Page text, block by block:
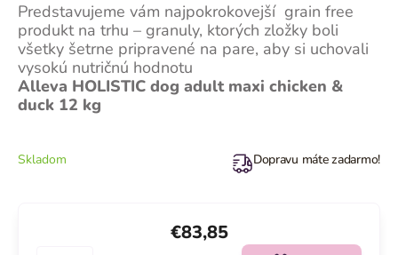
Alleva HOLISTIC dog adult maxi chicken &
duck 12 kg
Predstavujeme vám najpokrokovejší grain free
produkt na trhu – granuly, ktorých zložky boli
všetky šetrne pripravené na pare, aby si uchovali
vysokú nutričnú hodnotu
Skladom Dopravu máte zadarmo!
€83,85